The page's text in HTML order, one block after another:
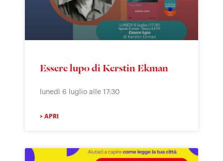
Essere lupo di Kerstin Ekman
lunedì 6 luglio alle 17:30
> APRI